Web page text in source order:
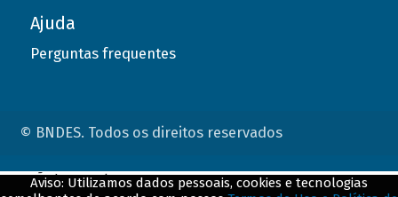
Ajuda
Perguntas frequentes
© BNDES. Todos os direitos reservados
Aviso: Utilizamos dados pessoais, cookies e tecnologias
ConteÃºdo complementar